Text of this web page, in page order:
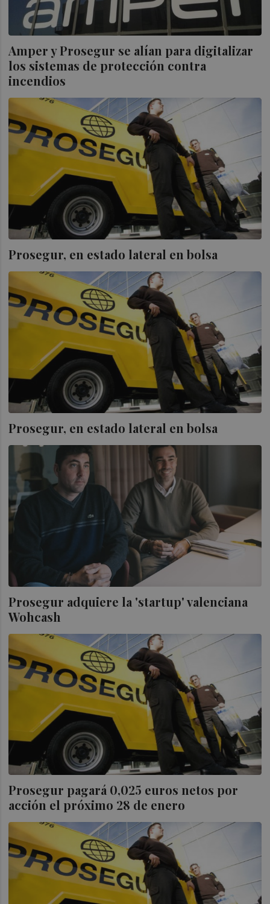
Amper y Prosegur se alían para digitalizar
los sistemas de protección contra
incendios
Prosegur, en estado lateral en bolsa
Prosegur, en estado lateral en bolsa
Prosegur adquiere la 'startup' valenciana
Wohcash
Prosegur pagará 0,025 euros netos por
acción el próximo 28 de enero